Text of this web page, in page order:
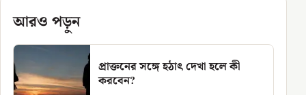
আরও পড়ুন
প্রাক্তনের সঙ্গে হঠাৎ দেখা হলে কী
করবেন?